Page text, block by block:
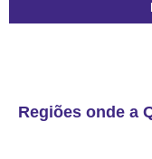
Regiões onde a